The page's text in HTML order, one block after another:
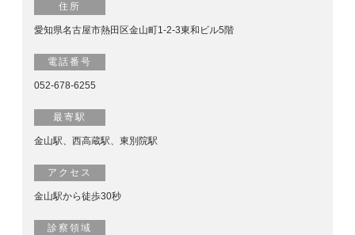
住所
愛知県名古屋市熱田区金山町1-2-3東和ビル5階
電話番号
052-678-6255
最寄駅
金山駅、西高蔵駅、東別院駅
アクセス
金山駅から徒歩30秒
診察領域